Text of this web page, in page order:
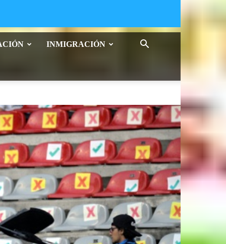
INMIGRACIÓN